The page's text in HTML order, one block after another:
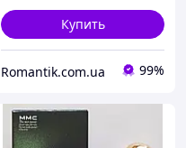
Купить
Romantik.com.ua 99%